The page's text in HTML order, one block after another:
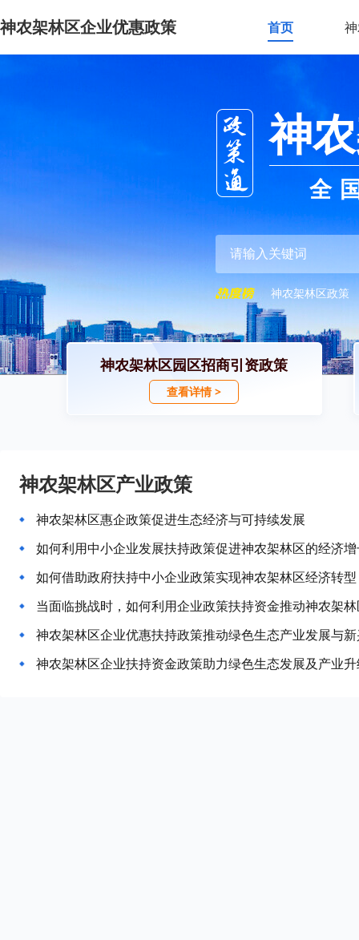
神农架林区企业优惠政策 首页
神
全
神农架林区政策
神农架林区园区招商引资政策
查看详情 >
神农架林区产业政策
神农架林区惠企政策促进生态经济与可持续发展
如何利用中小企业发展扶持政策促进神农架林区的经济
如何借助政府扶持中小企业政策实现神农架林区经济转
当面临挑战时，如何利用企业政策扶持资金推动神农架
神农架林区企业优惠扶持政策推动绿色生态产业发展与
神农架林区企业扶持资金政策助力绿色生态发展及产业